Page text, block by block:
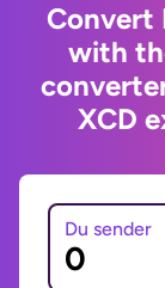
Convert
with
XCD
Du sender